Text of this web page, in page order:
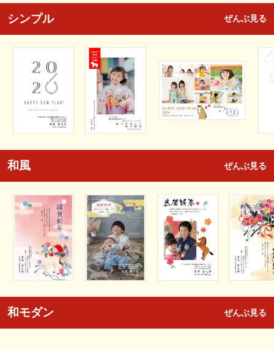
シンプル ぜんぶ見る
和風 ぜんぶ見る
和モダン ぜんぶ見る